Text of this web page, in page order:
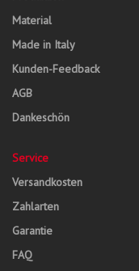
Material
Made in Italy
Kunden-Feedback
AGB
Dankeschön
Service
Versandkosten
Zahlarten
Garantie
FAQ